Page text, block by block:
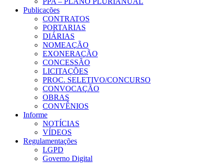
Publicações
CONTRATOS
PORTARIAS
DIÁRIAS
NOMEAÇÃO
EXONERAÇÃO
CONCESSÃO
LICITAÇÕES
PROC. SELETIVO/CONCURSO
CONVOCAÇÃO
OBRAS
CONVÊNIOS
Informe
NOTÍCIAS
VÍDEOS
Regulamentações
LGPD
Governo Digital